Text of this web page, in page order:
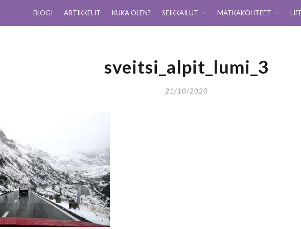
BLOGI ARTIKKELIT KUKA OLEN? SEIKKAILUT MATKAKOHTEET
sveitsi_alpit_lumi_3
21/10/2020